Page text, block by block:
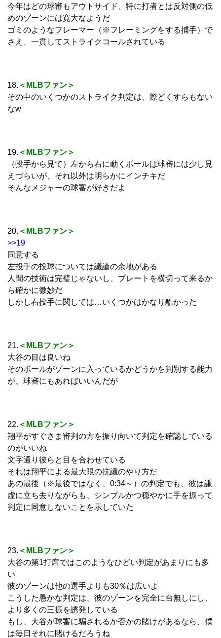
今年はどの球審もアウトサイド、特に打者とは反対側の低
めのゾーンには寛大なようだ
ゴミのようなフレーマー（※フレーミングをする捕手）で
さえ、一貫してストライクコールされている
18. ＜MLBファン＞
その中のいくつかのストライク判定は、際どくすらもない
なw
19. ＜MLBファン＞
（投手から見て）左から右に動くボールは球審には少し見
えづらいが、それ以外は明らかにインチキだ
そんなメジャーの球審が好きだよ
20. ＜MLBファン＞
>>19
同意する
左投手の投球については議論の余地がある
人間の技術は完璧じゃないし、プレートを横切って来るか
ら確かに微妙だ
しかし右投手に関しては…いくつかはかなり酷かった
21. ＜MLBファン＞
大谷の目は良いね
そのボールがゾーンに入っているかどうかを判別する能力
が、球審にもあればいいんだが
22. ＜MLBファン＞
翔平がすぐさま審判の方を振り向いて判定を確認している
のがいいね
文字通り彼らと目を合わせている
それは翔平による最大限の抗議のやり方だ
あの最後（※最後ではなく、0:34～）の判定でも、彼は謙
虚に立ち去りながらも、シンプルかつ穏やかに手を振って
判定に同意しないことを示していた
23. ＜MLBファン＞
大谷の第1打席ではこのようなひどい判定があまりにも多
い
彼のゾーンは他の選手よりも30％は広いよ
こうした愚かな判定は、彼のゾーンを完全に台無しにし、
より多くの三振を誘発している
もし、大谷が球審に騙されるか否かの賭けがあるなら、僕
は毎日それに賭けるだろうね